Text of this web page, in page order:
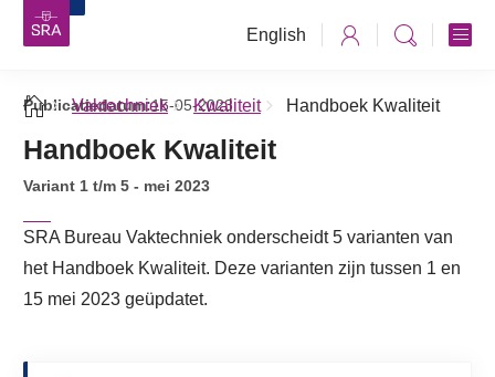
English
Vaktechniek Kwaliteit Handboek Kwaliteit
Publicatiedatum:15-05-2023
Handboek Kwaliteit
Variant 1 t/m 5 - mei 2023
SRA Bureau Vaktechniek onderscheidt 5 varianten van
het Handboek Kwaliteit. Deze varianten zijn tussen 1 en
15 mei 2023 geüpdatet.